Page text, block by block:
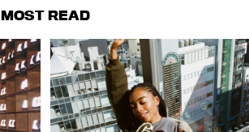
MOST READ